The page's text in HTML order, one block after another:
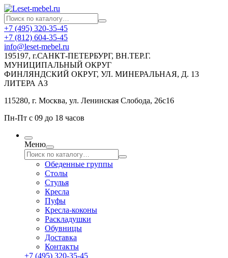
+7 (495) 320-35-45
+7 (812) 604-35-45
info@leset-mebel.ru
195197, г.САНКТ-ПЕТЕРБУРГ, ВН.ТЕР.Г.
МУНИЦИПАЛЬНЫЙ ОКРУГ
ФИНЛЯНДСКИЙ ОКРУГ, УЛ. МИНЕРАЛЬНАЯ, Д. 13
ЛИТЕРА АЗ
115280, г. Москва, ул. Ленинская Слобода, 26с16
Пн-Пт с 09 до 18 часов
Меню
Обеденные группы
Столы
Стулья
Кресла
Пуфы
Кресла-коконы
Раскладушки
Обувницы
Доставка
Контакты
+7 (495) 320-35-45